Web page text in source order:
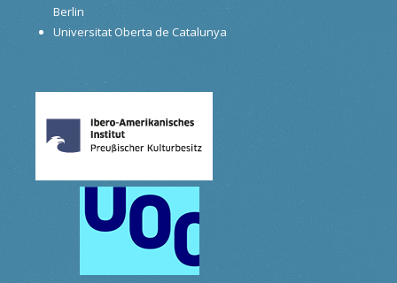
Berlin
Universitat Oberta de Catalunya